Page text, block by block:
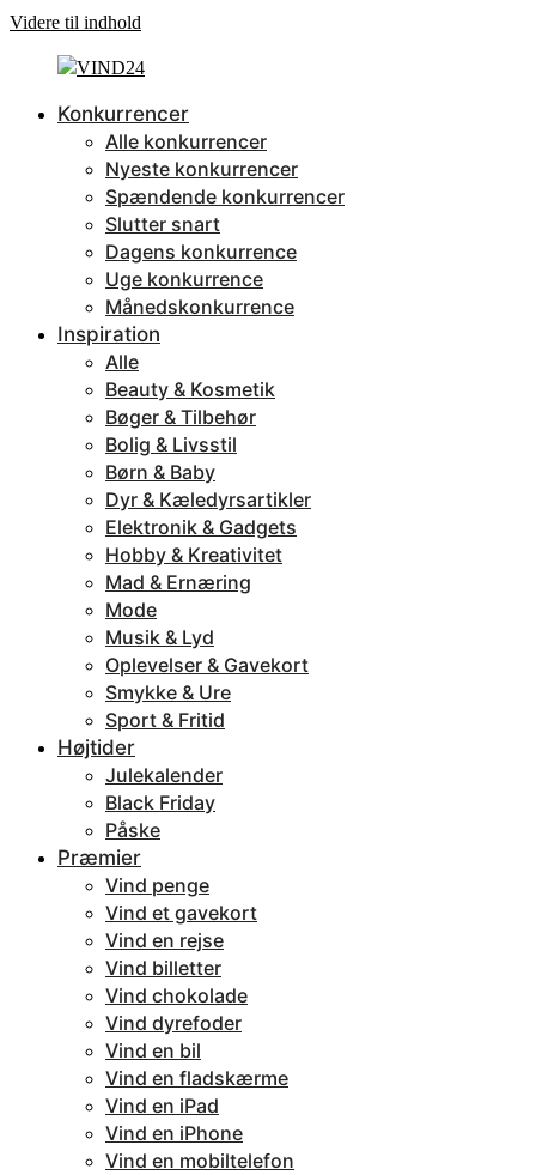
Videre til indhold
Konkurrencer
Alle konkurrencer
Nyeste konkurrencer
Spændende konkurrencer
Slutter snart
Dagens konkurrence
Uge konkurrence
Månedskonkurrence
Inspiration
Alle
Beauty & Kosmetik
Bøger & Tilbehør
Bolig & Livsstil
Børn & Baby
Dyr & Kæledyrsartikler
Elektronik & Gadgets
Hobby & Kreativitet
Mad & Ernæring
Mode
Musik & Lyd
Oplevelser & Gavekort
Smykke & Ure
Sport & Fritid
Højtider
Julekalender
Black Friday
Påske
Præmier
Vind penge
Vind et gavekort
Vind en rejse
Vind billetter
Vind chokolade
Vind dyrefoder
Vind en bil
Vind en fladskærme
Vind en iPad
Vind en iPhone
Vind en mobiltelefon